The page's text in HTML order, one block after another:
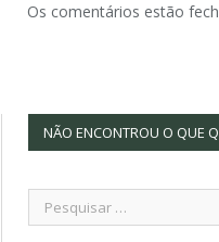
Os comentários estão
NÃO ENCONTROU O QUE